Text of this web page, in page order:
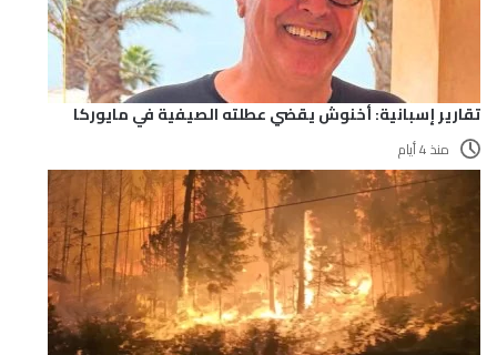
تقارير إسبانية: أخنوش يقضي عطلته الصيفية في مايوركا
منذ 4 أيام